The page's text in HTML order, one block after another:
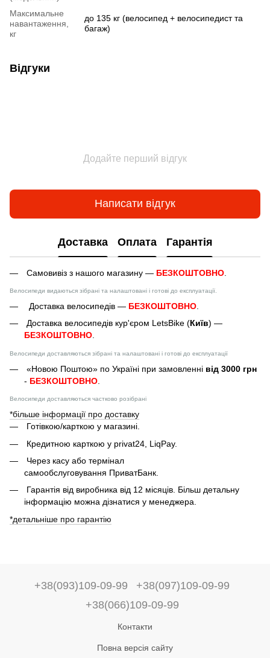
Максимальне
навантаження,
кг
до 135 кг (велосипед + велосипедист та
багаж)
Відгуки
Додайте перший відгук
Написати відгук
Доставка Оплата Гарантія
Самовивіз з нашого магазину — БЕЗКОШТОВНО
Велосипеди видаються зібрані та налаштовані і готові до експлуатації.
Доставка велосипедів — БЕЗКОШТОВНО
Доставка велосипедів кур'єром LetsBike (Київ) —
БЕЗКОШТОВНО.
Велосипеди доставляються зібрані та налаштовані і готові до експлуатації
«Новою Поштою» по Україні при замовленні від 3000 грн
- БЕЗКОШТОВНО
Велосипеди доставляються частково розібрані
*більше інформації про доставку
Готівкою/карткою у магазині.
Кредитною карткою у privat24, LiqPay.
Через касу або термінал
самообслуговування ПриватБанк.
Гарантія від виробника від 12 місяців. Більш детальну
інформацію можна дізнатися у менеджера.
*детальніше про гарантію
+38(093)109-09-99
+38(097)109-09-99
+38(066)109-09-99
Контакти
Повна версія сайту